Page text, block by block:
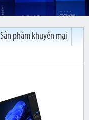
Sản phẩm khuyến mại